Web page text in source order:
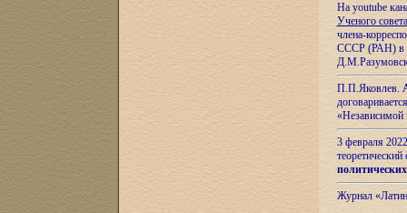
На youtube
Ученого
члена-
СССР (РАН) в
П.П.Яковлев.
«Независимой
3 февраля
теоретический
Журнал